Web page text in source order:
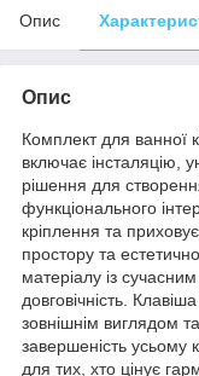
Опис
Опис
Комплект для ванної
включає інсталяцію,
рішення для
функціонального
кріплення та
простору та
матеріалу із
довговічність.
зовнішнім виглядом
завершеність усьому
для тих, хто цінує